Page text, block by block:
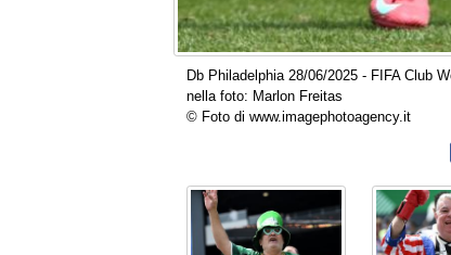
Db Philadelphia 28/06/2025 - FIFA Club
nella foto: Marlon Freitas
© Foto di www.imagephotoagency.it